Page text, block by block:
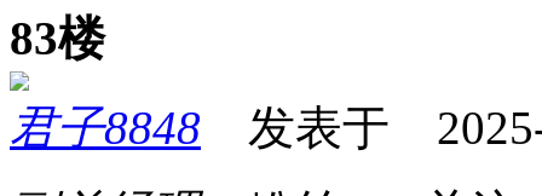
83楼
君子8848 发表于 2025-